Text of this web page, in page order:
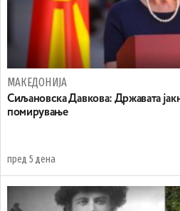
МАКЕДОНИЈА
Сиљановска Давкова: Државата
помирување
пред 5 дена